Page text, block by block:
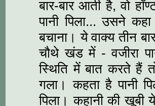
बार-बार आती है, वो
पानी पिला... उसने
बचाना। ये वाक्‍य तीन
चौथे खंड में - वजीरा
स्थिति में बात करते हैं
गला। कहता है पानी
पिला। कहानी की खूबी